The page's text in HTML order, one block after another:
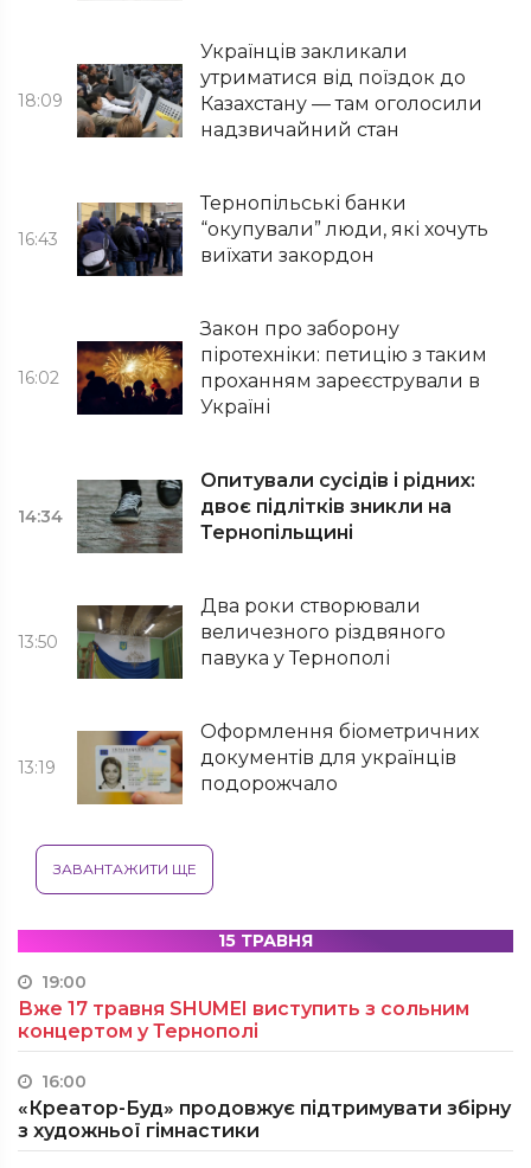
18:09
Українців закликали
утриматися від поїздок до
Казахстану — там оголосили
надзвичайний стан
16:43
Тернопільські банки
“окупували” люди, які хочуть
виїхати закордон
16:02
Закон про заборону
піротехніки: петицію з таким
проханням зареєстрували в
Україні
14:34
Опитували сусідів і рідних:
двоє підлітків зникли на
Тернопільщині
13:50
Два роки створювали
величезного різдвяного
павука у Тернополі
13:19
Оформлення біометричних
документів для українців
подорожчало
ЗАВАНТАЖИТИ ЩЕ
15 ТРАВНЯ
19:00
Вже 17 травня SHUMEI виступить з сольним
концертом у Тернополі
16:00
«Креатор-Буд» продовжує підтримувати збірну
з художньої гімнастики